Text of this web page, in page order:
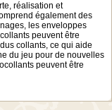
réalisation et
également des
les enveloppes
peuvent être
collants, ce qui aide
du jeu pour de nouvelles
peuvent être